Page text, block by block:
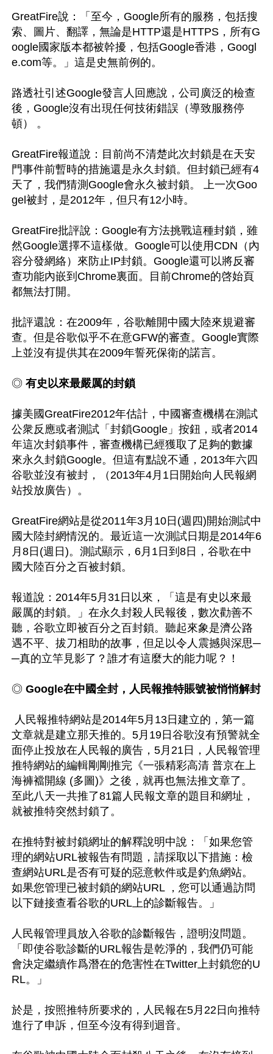
GreatFire說：「至今，Google所有的服務，包括搜
索、圖片、翻譯，無論是HTTP還是HTTPS，所有G
oogle國家版本都被幹擾，包括Google香港，Googl
e.com等。」這是史無前例的。
路透社引述Google發言人回應說，公司廣泛的檢查
後，Google沒有出現任何技術錯誤（導致服務停
頓） 。
GreatFire報道說：目前尚不清楚此次封鎖是在天安
門事件前暫時的措施還是永久封鎖。但封鎖已經有4
天了，我們猜測Google會永久被封鎖。 上一次Goo
gel被封，是2012年，但只有12小時。
GreatFire批評說：Google有方法挑戰這種封鎖，雖
然Google選擇不這樣做。Google可以使用CDN（內
容分發網絡）來防止IP封鎖。Google還可以將反審
查功能內嵌到Chrome裏面。目前Chrome的啓始頁
都無法打開。
批評還說：在2009年，谷歌離開中國大陸來規避審
查。但是谷歌似乎不在意GFW的審查。Google實際
上並沒有提供其在2009年誓死保衛的諾言。
◎ 有史以來最嚴厲的封鎖
據美國GreatFire2012年估計，中國審查機構在測試
公衆反應或者測試「封鎖Google」按鈕，或者2014
年這次封鎖事件，審查機構已經獲取了足夠的數據
來永久封鎖Google。但這有點說不通，2013年六四
谷歌並沒有被封，（2013年4月1日開始向人民報網
站投放廣告）。
GreatFire網站是從2011年3月10日(週四)開始測試中
國大陸封網情況的。最近這一次測試日期是2014年6
月8日(週日)。測試顯示，6月1日到8日，谷歌在中
國大陸百分之百被封鎖。
報道說：2014年5月31日以來，「這是有史以來最
嚴厲的封鎖。」在永久封殺人民報後，數次勸善不
聽，谷歌立即被百分之百封鎖。聽起來象是濟公路
遇不平、拔刀相助的故事，但足以令人震撼與深思─
─真的立竿見影了？誰才有這麼大的能力呢？！
◎ Google在中國全封，人民報推特賬號被悄悄解封
文章就是建立那天推的。5月19日谷歌沒有預警就全
面停止投放在人民報的廣告，5月21日，人民報管理
推特網站的編輯剛剛推完《一張精彩高清 普京在上
海褲襠開線 (多圖)》之後，就再也無法推文章了。
至此八天一共推了81篇人民報文章的題目和網址，
就被推特突然封鎖了。
在推特對被封鎖網址的解釋說明中說：「如果您管
理的網站URL被報告有問題，請採取以下措施：檢
查網站URL是否有可疑的惡意軟件或是釣魚網站。
如果您管理已被封鎖的網站URL ，您可以通過訪問
以下鏈接查看谷歌的URL上的診斷報告。」
人民報管理員放入谷歌的診斷報告，證明沒問題。
「即使谷歌診斷的URL報告是乾淨的，我們仍可能
會決定繼續作爲潛在的危害性在Twitter上封鎖您的U
RL。」
於是，按照推特所要求的，人民報在5月22日向推特
進行了申訴，但至今沒有得到迴音。